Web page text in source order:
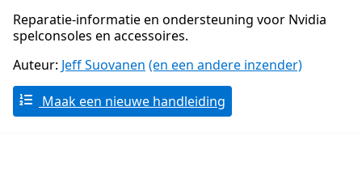
Reparatie-informatie en ondersteuning voor Nvidia
spelconsoles en accessoires.
Auteur: Jeff Suovanen (en een andere inzender)
Maak een nieuwe handleiding